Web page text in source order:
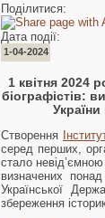
Поділитися:
Дата події:
1-04-2024
1 квітня 2024
біографістів:
України
Створення
серед перших,
стало
визначених
Української
збереження